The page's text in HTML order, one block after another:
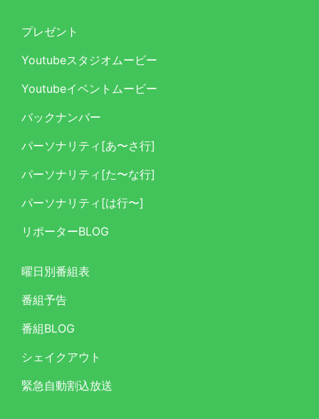
プレゼント
Youtubeスタジオムービー
Youtubeイベントムービー
バックナンバー
パーソナリティ[あ〜さ行]
パーソナリティ[た〜な行]
パーソナリティ[は行〜]
リポーターBLOG
曜日別番組表
番組予告
番組BLOG
シェイクアウト
緊急自動割込放送